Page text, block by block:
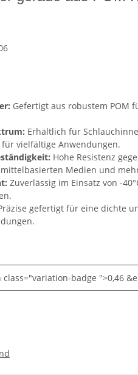
Gefertigt aus robustem POM
Erhältlich für
vielfältige Anwendungen.
Hohe Resistenz
Medien und
Zuverlässig im Einsatz von -
gefertigt für eine dichte